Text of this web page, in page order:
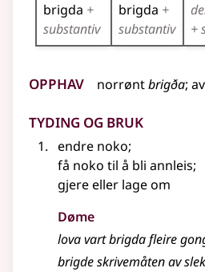
brigda +
substantiv
brigda +
substantiv
+
Opphav norrøntbrigða; av
Tyding og bruk
endre noko;
få noko til å bli annleis;
gjereeller lage om
Døme
lova vart brigda fleire
brigde skrivemåten av